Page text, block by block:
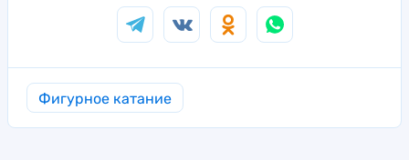
Фигурное катание